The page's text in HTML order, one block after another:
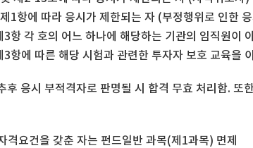
1항에 따라 응시가 제한되는 자 (부정행위로 인한
항 각 호의 어느 하나에 해당하는 기관의 임직원
항에 따른 해당 시험과 관련한 투자자 보호 교육을
응시 부적격자로 판명될 시 합격 무효 처리함. 또
요건을 갖춘 자는 펀드일반 과목(제1과목) 면제